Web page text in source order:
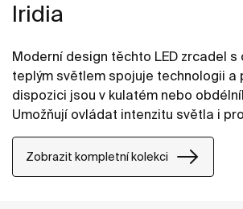
Iridia
Moderní design těchto LED zrcadel s
teplým světlem spojuje technologii a
dispozici jsou v kulatém nebo
Umožňují ovládat intenzitu světla i
desku pomocí dotykových senzorů.
Zobrazit kompletní kolekci